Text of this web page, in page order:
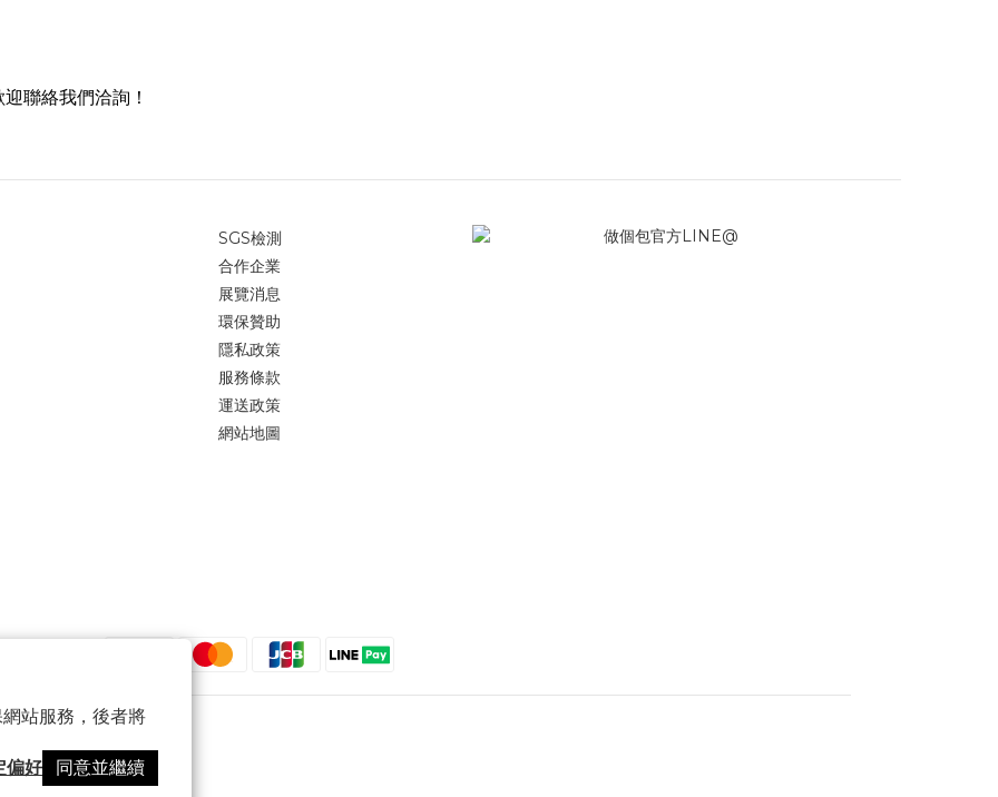
站服務，後者將
偏好 同意並繼續
聯絡我們洽詢！
SGS檢測
合作企業
展覽消息
環保贊助
隱私政策
服務條款
運送政策
網站地圖